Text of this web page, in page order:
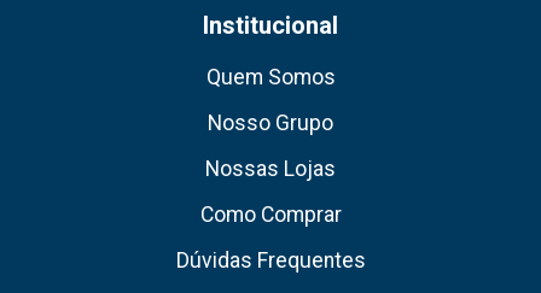
Institucional
Quem Somos
Nosso Grupo
Nossas Lojas
Como Comprar
Dúvidas Frequentes